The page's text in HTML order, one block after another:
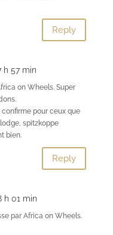
Reply
h 57 min
on Wheels. Super
pour ceux que
spitzkoppe
bien.
Reply
h 01 min
par Africa on Wheels.